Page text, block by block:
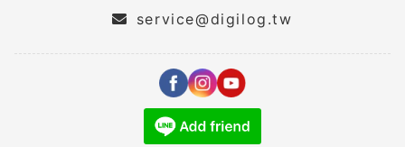
service@digilog.tw